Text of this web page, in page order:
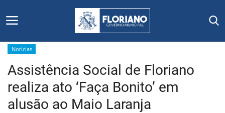
Início
Editais
Notícias
Assistência Social de Floriano
realiza ato ‘Faça Bonito’ em
alusão ao Maio Laranja